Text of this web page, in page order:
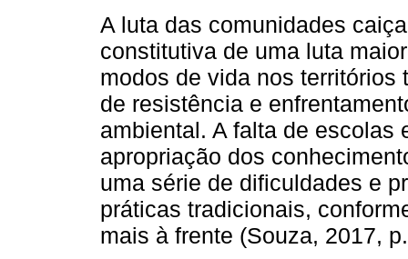
A luta das comunidades
constitutiva de uma luta
modos de vida nos
de resistência e
ambiental. A falta de escolas
apropriação dos
uma série de dificuldades e
práticas tradicionais,
mais à frente (Souza, 2017,